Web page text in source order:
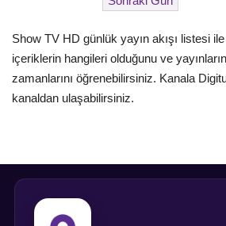
Show TV HD günlük yayın akışı listesi
içeriklerin hangileri olduğunu ve
zamanlarını öğrenebilirsiniz. Kanala
kanaldan ulaşabilirsiniz.